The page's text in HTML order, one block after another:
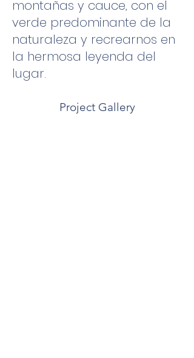
montañas y cauce, con el
verde predominante de la
naturaleza y recrearnos en
la hermosa leyenda del
lugar.
Project Gallery